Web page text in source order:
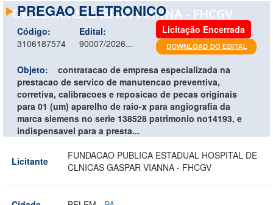
DE CLNICAS GASPAR VIANNA - FHCGV
PREGAO ELETRONICO
Código:
3106187574
Edital:
90007/2026...
Licitação Encerrada
Objeto:
contratacao de empresa especializada na
prestacao de servico de manutencao preventiva,
corretiva, calibracoes e reposicao de pecas originais
para 01 (um) aparelho de raio-x para angiografia da
marca siemens no serie 138528 patrimonio no14193, e
indispensavel para a presta...
Licitante
FUNDACAO PUBLICA ESTADUAL HOSPITAL DE
CLNICAS GASPAR VIANNA - FHCGV